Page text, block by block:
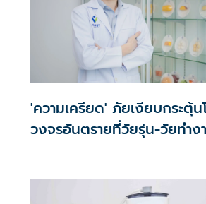
'ความเครียด' ภัยเงียบกระตุ้น
วงจรอันตรายที่วัยรุ่น-วัยทำง